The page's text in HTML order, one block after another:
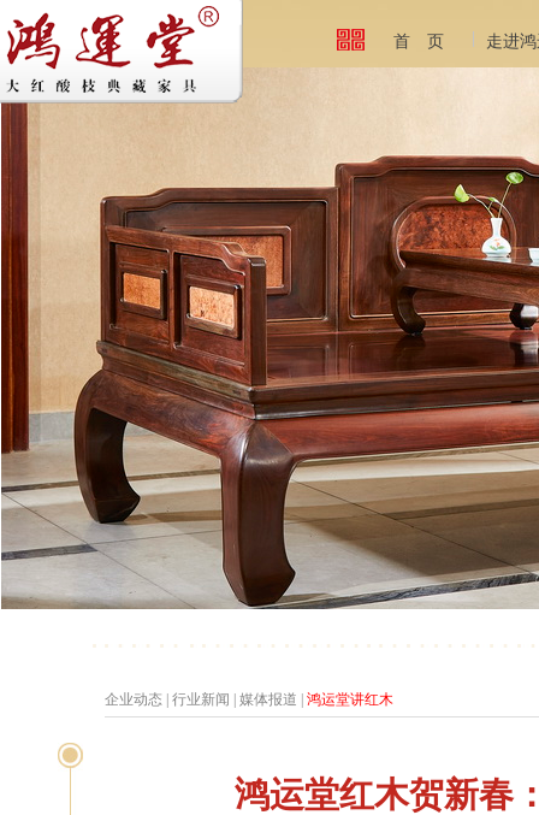
首 页 走进
企业动态 行业新闻 媒体报道 鸿运堂讲红木
鸿运堂红木贺新春